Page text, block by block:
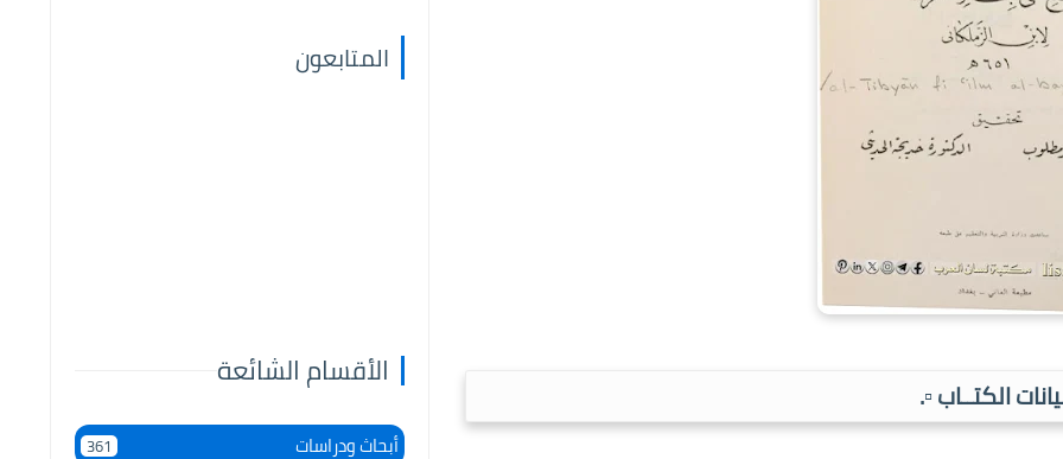
الكتــاب ▫️.
المتابعون
الأقسام الشائعة
أبحاث ودراسات 361